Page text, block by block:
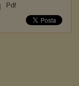
Pdf